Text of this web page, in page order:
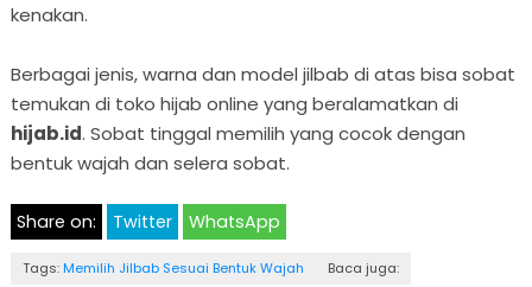
kenakan.
Berbagai jenis, warna dan model jilbab di atas bisa sobat
temukan di toko hijab online yang beralamatkan di
hijab.id. Sobat tinggal memilih yang cocok dengan
bentuk wajah dan selera sobat.
Share on: Twitter WhatsApp
Tags: Memilih Jilbab Sesuai Bentuk Wajah Baca juga: